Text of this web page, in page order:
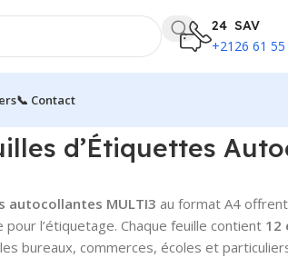
24 SAV
+2126 61
📞 Contact
d’Étiquettes
autocollantes MULTI3 au format A4
l’étiquetage. Chaque feuille contient 12
bureaux, commerces, écoles et